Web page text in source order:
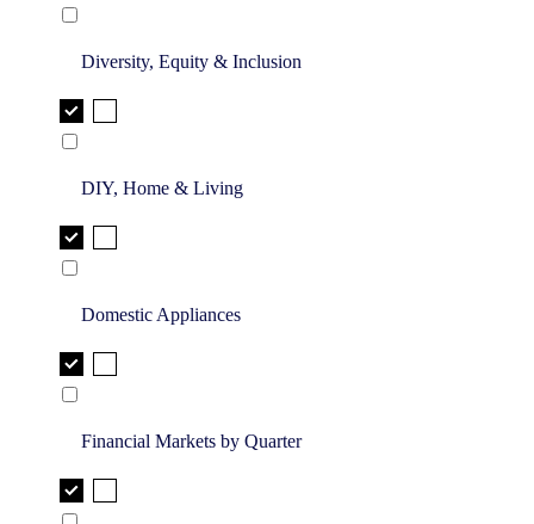
Diversity, Equity & Inclusion
DIY, Home & Living
Domestic Appliances
Financial Markets by Quarter